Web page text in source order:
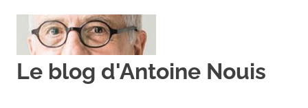
content
Le blog d'Antoine Nouis